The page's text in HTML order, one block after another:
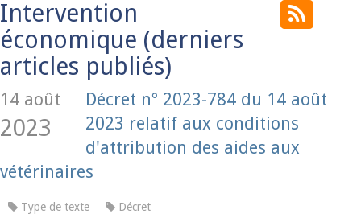
Intervention
économique
14 août
2023
Décret n° 2023-784 du 14 août
2023 relatif aux conditions
d'attribution des aides aux
vétérinaires
Type de texte
Décret